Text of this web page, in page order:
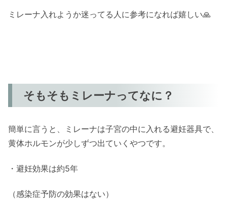
ミレーナ入れようか迷ってる人に参考になれば嬉しい🙏
そもそもミレーナってなに？
簡単に言うと、ミレーナは子宮の中に入れる避妊器具で、
黄体ホルモンが少しずつ出ていくやつです。
・避妊効果は約5年
（感染症予防の効果はない）